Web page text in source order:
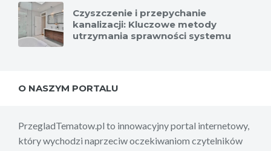
Czyszczenie i przepychanie
kanalizacji: Kluczowe metody
utrzymania sprawności systemu
O NASZYM PORTALU
PrzegladTematow.pl to innowacyjny portal internetowy,
który wychodzi naprzeciw oczekiwaniom czytelników